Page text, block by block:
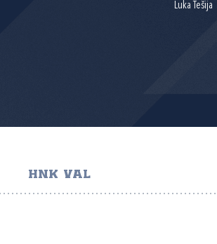
Luka Tešija
HNK VAL